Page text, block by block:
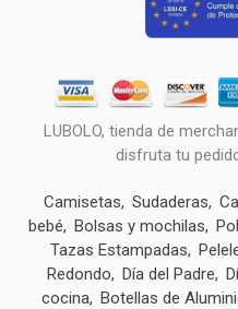
LUBOLO, tienda de
disfruta tu
Camisetas Sudaderas
bebé
Bolsas y mochilas
Tazas Estampadas
Redondo
Día del Padre
cocina Botellas de